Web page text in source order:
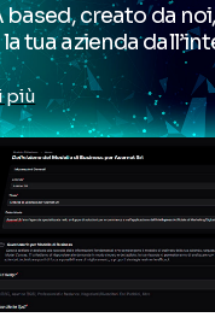
based, creato da
tua azienda
più